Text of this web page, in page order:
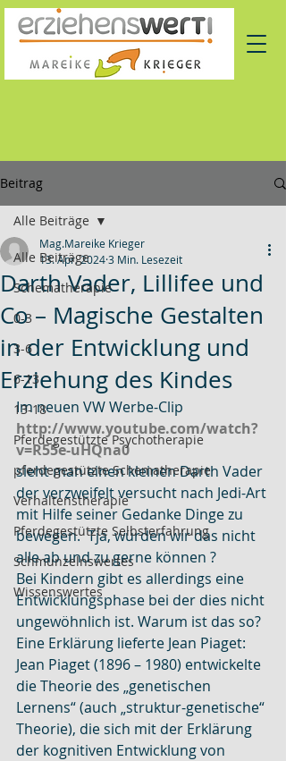
Beitrag
Alle Beiträge
Schematherapie
0-3
3-6
6-13
13-18
Pferdegestützte Psychotherapie
pferdegestützte Schematherapie
Verhaltenstherapie
Pferdegestützte Selbsterfahrung
Schmunzelnswertes
Wissenswertes
Alle Beiträge
Darth Vader, Lillifee und
Co – Magische Gestalten
in der Entwicklung und
Erziehung des Kindes
Mag.Mareike Krieger
13. Apr. 20243 Min. Lesezeit
Im neuen VW Werbe-Clip
http://www.youtube.com/watch?
v=R55e-uHQna0
sieht man einen kleinen Darth Vader
der verzweifelt versucht nach Jedi-Art
mit Hilfe seiner Gedanke Dinge zu
bewegen.  Tja, würden wir das nicht
alle ab und zu gerne können ?
Bei Kindern gibt es allerdings eine
Entwicklungsphase bei der dies nicht
ungewöhnlich ist. Warum ist das so?
Eine Erklärung lieferte Jean Piaget:
Jean Piaget (1896 – 1980) entwickelte
die Theorie des „genetischen
Lernens“ (auch „struktur-genetische“
Theorie), die sich mit der Erklärung
der kognitiven Entwicklung von